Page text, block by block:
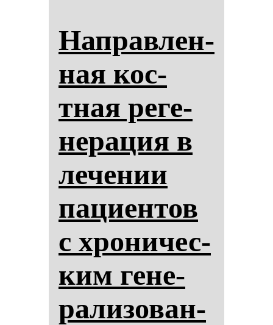
Нап­рав­лен­
ная кос­
тная ре­ге­
не­ра­ция в
ле­че­нии
па­ци­ен­тов
с хро­ни­чес­
ким ге­не­
ра­ли­зо­ван­